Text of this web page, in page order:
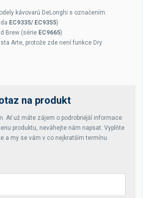
kávovarů DeLonghi s označením:
EC9335/ EC9355)
Brew (série EC9665)
Arte, protože zde není funkce Dry
na produkt
Ať už máte zájem o podrobnější informace
produktu, neváhejte nám napsat. Vyplňte
a my se vám v co nejkratším termínu